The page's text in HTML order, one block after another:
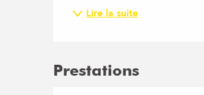
Lire la suite
Prestations